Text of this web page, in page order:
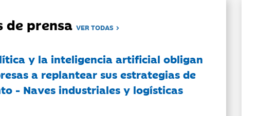
de prensaVER TODAS
y la inteligencia artificial obligan
a replantear sus estrategias de
- Naves industriales y logísticas